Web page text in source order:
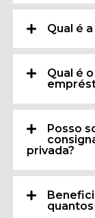
Qual é
Qual é
Posso
privada?